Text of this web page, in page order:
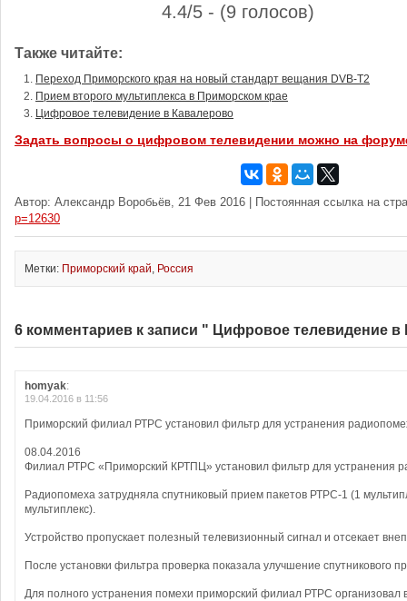
4.4/5 - (9 голосов)
Также читайте:
Переход Приморского края на новый стандарт вещания DVB-T2
Прием второго мультиплекса в Приморском крае
Цифровое телевидение в Кавалерово
Задать вопросы о цифровом телевидении можно на
Автор: Александр Воробьёв, 21 Фев 2016 | Постоянная ссылка на
p=12630
Метки: Приморский край, Россия
6 комментариев к записи " Цифровое телевидение в
homyak:
19.04.2016 в 11:56
Приморский филиал РТРС установил фильтр для устранения
08.04.2016
Филиал РТРС «Приморский КРТПЦ» установил фильтр для устранения
Радиопомеха затрудняла спутниковый прием пакетов РТРС-1 (1
мультиплекс).
Устройство пропускает полезный телевизионный сигнал и отсекает
После установки фильтра проверка показала улучшение спутникового
Для полного устранения помехи приморский филиал РТРС организовал